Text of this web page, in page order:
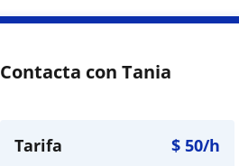
Contacta con Tania
Tarifa $50/h